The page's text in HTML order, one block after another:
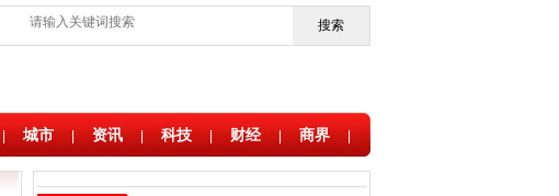
搜索
城市 资讯 科技 财经 商界